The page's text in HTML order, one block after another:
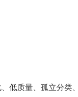
低质量、孤立分类